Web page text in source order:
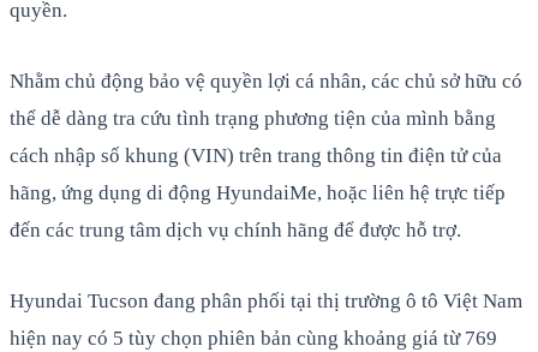
quyền.
Nhằm chủ động bảo vệ quyền lợi cá nhân, các chủ sở hữu có
thể dễ dàng tra cứu tình trạng phương tiện của mình bằng
cách nhập số khung (VIN) trên trang thông tin điện tử của
hãng, ứng dụng di động HyundaiMe, hoặc liên hệ trực tiếp
đến các trung tâm dịch vụ chính hãng để được hỗ trợ.
Hyundai Tucson đang phân phối tại thị trường ô tô Việt Nam
hiện nay có 5 tùy chọn phiên bản cùng khoảng giá từ 769